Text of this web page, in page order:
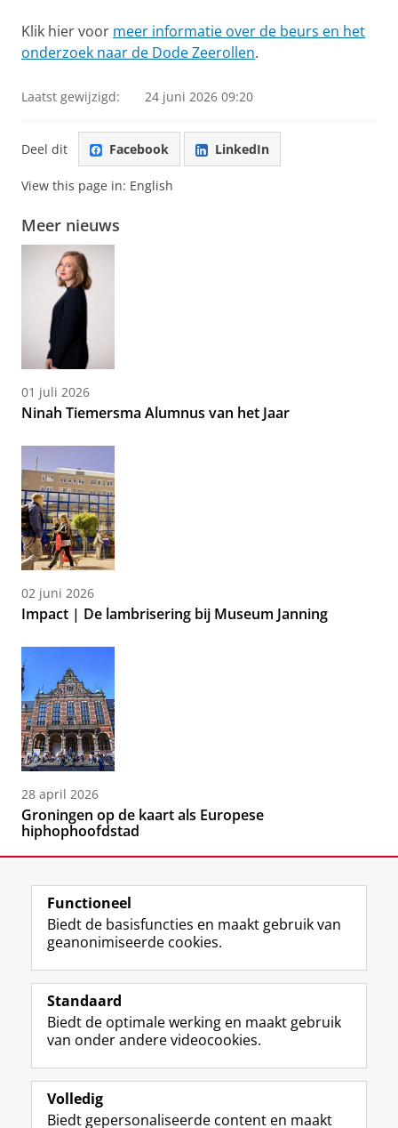
Klik hier voor meer informatie over de beurs en het
onderzoek naar de Dode Zeerollen.
Laatst gewijzigd: 24 juni 2026 09:20
Deel dit Facebook LinkedIn
View this page in: English
Meer nieuws
01 juli 2026
Ninah Tiemersma Alumnus van het Jaar
02 juni 2026
Impact | De lambrisering bij Museum Janning
28 april 2026
Groningen op de kaart als Europese
hiphophoofdstad
Volg de RUG
F
a
e
b
o
p
L
i
k
e
I
-
R
S
-
f
e
R
I
n
t
r
m
Y
o
T
e
k
Studiekiezers
Alumni
Functioneel
Biedt de basisfuncties en maakt gebruik van
geanonimiseerde cookies.
Standaard
Biedt de optimale werking en maakt gebruik
van onder andere videocookies.
Volledig
Biedt gepersonaliseerde content en maakt